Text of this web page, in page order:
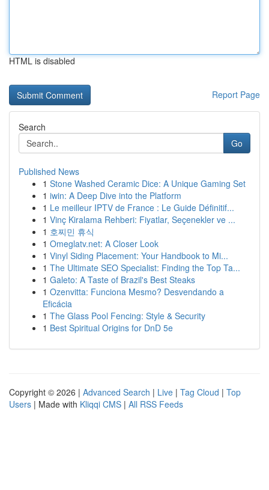
HTML is disabled
Report Page
Search
Go
Published News
1 Stone Washed Ceramic Dice: A Unique Gaming Set
1 iwin: A Deep Dive into the Platform
1 Le meilleur IPTV de France : Le Guide Définitif...
1 Vinç Kiralama Rehberi: Fiyatlar, Seçenekler ve ...
1 호찌민 휴식
1 Omeglatv.net: A Closer Look
1 Vinyl Siding Placement: Your Handbook to Mi...
1 The Ultimate SEO Specialist: Finding the Top Ta...
1 Galeto: A Taste of Brazil's Best Steaks
1 Ozenvitta: Funciona Mesmo? Desvendando a
Eficácia
1 The Glass Pool Fencing: Style & Security
1 Best Spiritual Origins for DnD 5e
Copyright © 2026 | Advanced Search | Live | Tag Cloud | Top
Users | Made with Kliqqi CMS | All RSS Feeds